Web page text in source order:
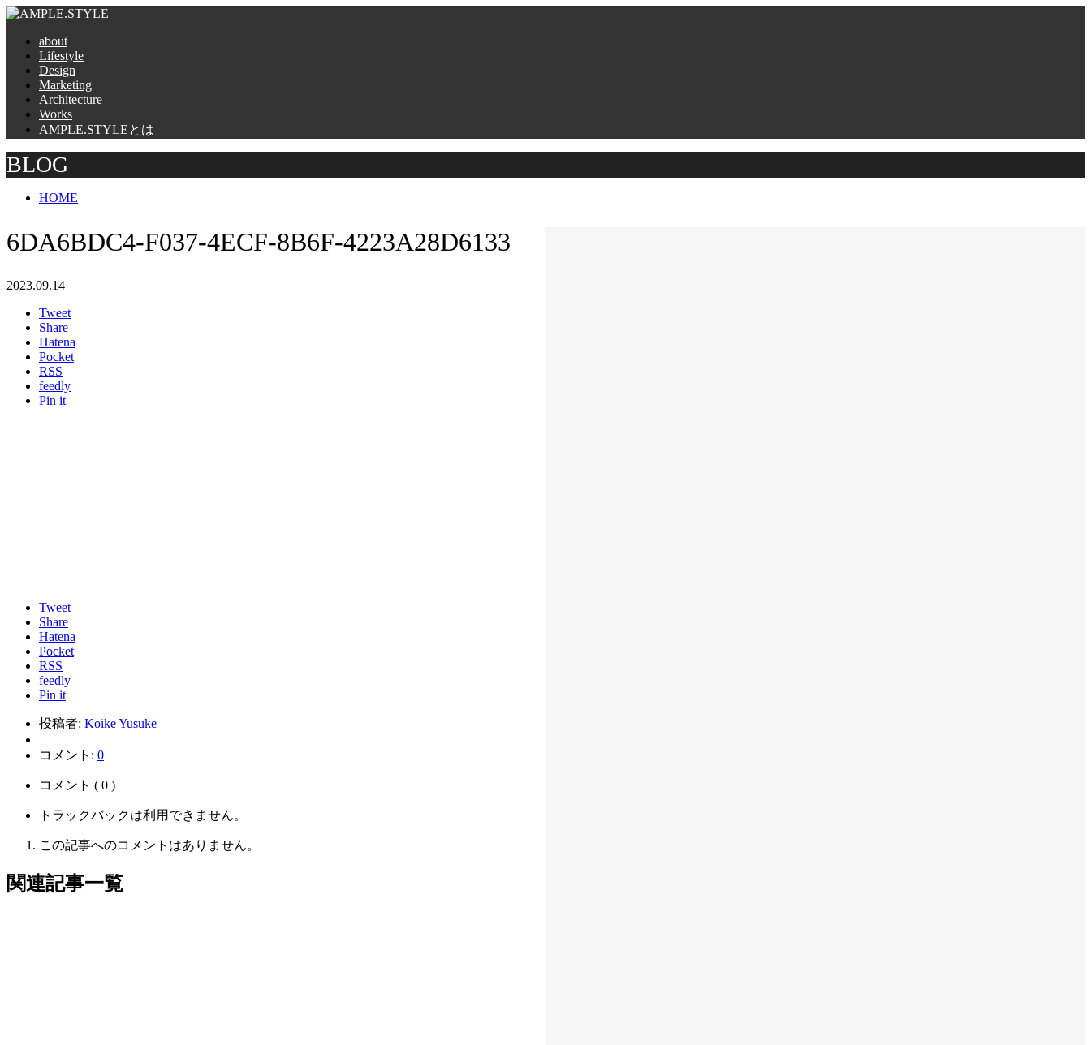
about
Lifestyle
Design
Marketing
Architecture
Works
AMPLE.STYLEとは
BLOG
HOME
6DA6BDC4-F037-4ECF-8B6F-4223A28D6133
2023.09.14
Tweet
Share
Hatena
Pocket
RSS
feedly
Pin it
Tweet
Share
Hatena
Pocket
RSS
feedly
Pin it
投稿者: Koike Yusuke
コメント: 0
コメント ( 0 )
トラックバックは利用できません。
この記事へのコメントはありません。
関連記事一覧